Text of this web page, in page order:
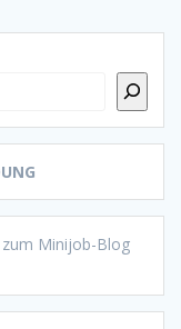
Minijob-Blog